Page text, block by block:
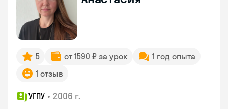
5 от 1590 ₽ за урок
1 год опыта
1 отзыв
УГПУ • 2006 г.